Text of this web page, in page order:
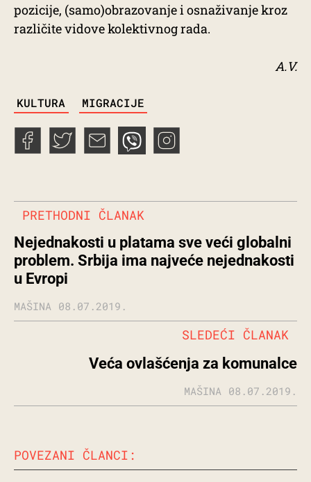
pozicije, (samo)obrazovanje i osnaživanje kroz
različite vidove kolektivnog rada.
A.V.
KULTURA MIGRACIJE
PRETHODNI ČLANAK
Nejednakosti u platama sve veći globalni
problem. Srbija ima najveće nejednakosti
u Evropi
MAŠINA 08.07.2019.
Veća ovlašćenja za komunalce
SLEDEĆI ČLANAK
MAŠINA 08.07.2019.
POVEZANI ČLANCI: